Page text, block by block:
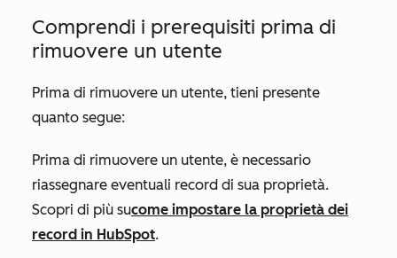
Comprendi i prerequisiti prima di
rimuovere un utente
Prima di rimuovere un utente, tieni presente
quanto segue:
Prima di rimuovere un utente, è necessario
riassegnare eventuali record di sua proprietà.
Scopri di più sucome impostare la proprietà dei
record in HubSpot.